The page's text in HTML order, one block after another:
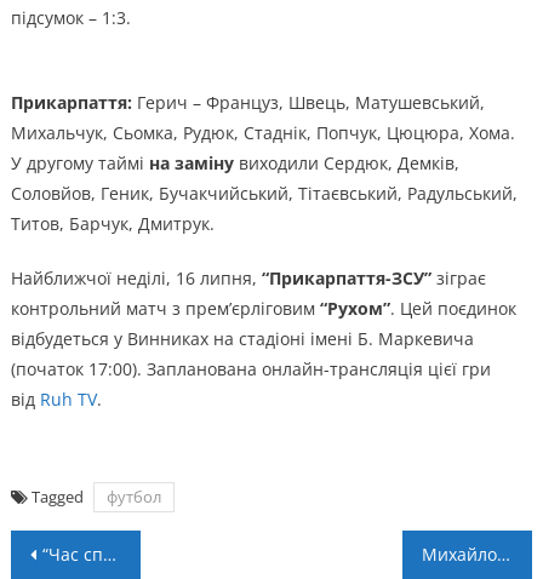
підсумок – 1:3.
Прикарпаття: Герич – Француз, Швець, Матушевський,
Михальчук, Сьомка, Рудюк, Стаднік, Попчук, Цюцюра, Хома.
У другому таймі на заміну виходили Сердюк, Демків,
Соловйов, Геник, Бучакчийський, Тітаєвський, Радульський,
Титов, Барчук, Дмитрук.
Найближчої неділі, 16 липня, “Прикарпаття-ЗСУ”зіграє
контрольний матч з прем’єрліговим “Рухом”. Цей поєдинок
відбудеться у Винниках на стадіоні імені Б. Маркевича
(початок 17:00). Запланована онлайн-трансляція цієї гри
від Ruh TV.
Tagged футбол
Навігація
“Час спорту”: випуск програми від 11 липня Михайло Мельник: “Думав, що чоловіки переможуть, а дівчата будуть у фіналі”